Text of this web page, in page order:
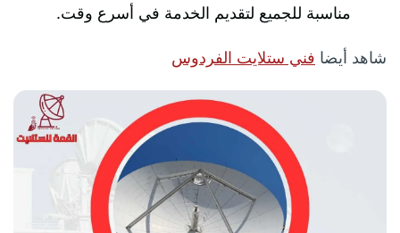
مناسبة للجميع لتقديم الخدمة في أسرع وقت.
شاهد أيضا فني ستلايت الفردوس